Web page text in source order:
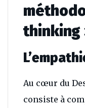
thinking
Au cœur du
consiste à